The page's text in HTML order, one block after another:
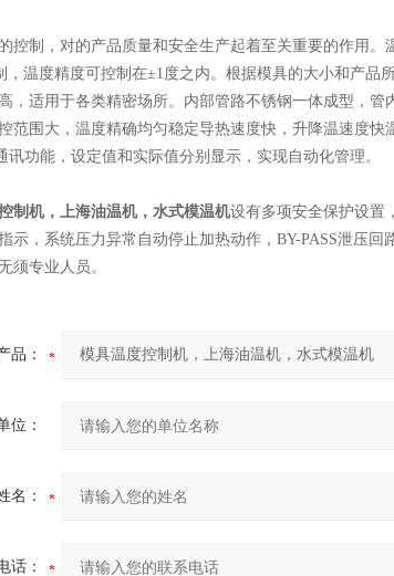
制，对的产品质量和安全生产起着至关重要的作用。
，温度精度可控制在±1度之内。根据模具的大小和产
，适用于各类精密场所。内部管路不锈钢一体成型，
范围大，温度精确均匀稳定导热速度快，升降温速度
讯功能，设定值和实际值分别显示，实现自动化管理。
制机，上海油温机，水式模温机设有多项安全保护设置
示，系统压力异常自动停止加热动作，BY-PASS泄压
须专业人员。
品：
位：
名：
话：